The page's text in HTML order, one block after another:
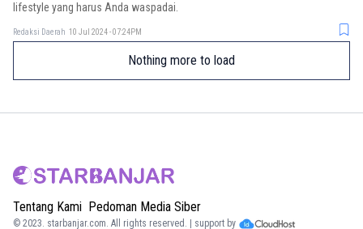
lifestyle yang harus Anda waspadai.
Redaksi Daerah 10 Jul 2024 - 07:24PM
Nothing more to load
Tentang Kami Pedoman Media Siber
© 2023. starbanjar.com. All rights reserved. | support by